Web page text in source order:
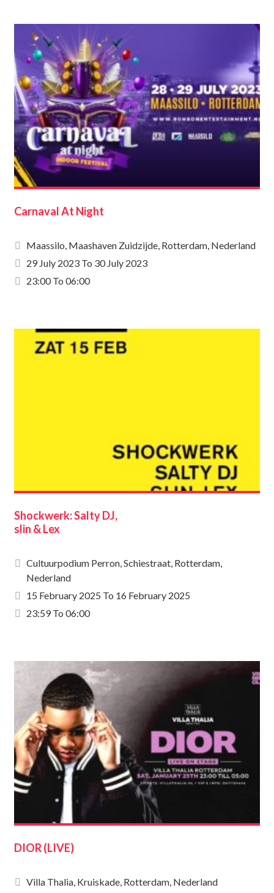
Carnaval At Night
Maassilo, Maashaven Zuidzijde, Rotterdam, Nederland
29 July 2023 To 30 July 2023
23:00 To 06:00
Shockwerk: Salty DJ,
slin & Lex
Cultuurpodium Perron, Schiestraat, Rotterdam,
Nederland
15 February 2025 To 16 February 2025
23:59 To 06:00
DIOR (LIVE)
Villa Thalia, Kruiskade, Rotterdam, Nederland